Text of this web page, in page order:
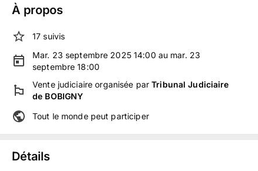
À propos
17 suivis
Mar. 23 septembre 2025 14:00 au mar. 23
septembre 18:00
Vente judiciaire organisée parTribunal Judiciaire
de BOBIGNY
Tout le monde peut participer
Détails